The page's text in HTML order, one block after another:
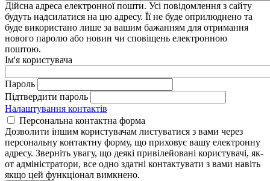
Дійсна адреса електронної пошти. Усі повідомлення з сайту
будуть надсилатися на цю адресу. Її не буде оприлюднено та
буде використано лише за вашим бажанням для отримання
нового паролю або новин чи сповіщень електронною
поштою.
Ім'я користувача
Пароль
Підтвердити пароль
Налаштування контактів
Персональна контактна форма
Дозволити іншим користувачам листуватися з вами через
персональну контактну форму, що приховує вашу електронну
адресу. Зверніть увагу, що деякі привілейовані користувачі, як-
от адміністратори, все одно здатні контактувати з вами навіть
якщо цей функціонал вимкнено.